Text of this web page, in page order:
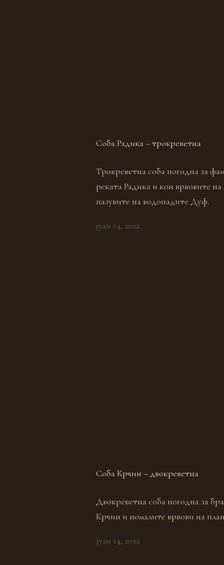
Соба Радика – трокреветна
Трокреветна соба погодна за
реката Радика и кон врвовите
пазувите на водопадите Дуф.
јули 14, 2022
Соба Крчин – двокреветна
Двокреветна соба погодна за
Крчин и помалите врвови на
јули 14, 2022